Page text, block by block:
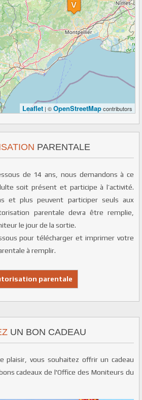
Leaflet | ©OpenStreetMapcontributors
PARENTALE
de 14 ans, nous demandons à ce
soit présent et participe à l’activité.
et plus peuvent participer seuls aux
parentale devra être remplie,
le jour de la sortie.
pour télécharger et imprimer votre
à remplir.
parentale
UN BON CADEAU
plaisir, vous souhaitez offrir un cadeau
cadeaux de l'Office des Moniteurs du